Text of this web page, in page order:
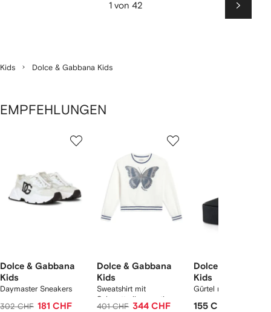
1 von 42
Weiter
Kids Dolce & Gabbana Kids
EMPFEHLUNGEN
Dolce & Gabbana
Kids
Daymaster Sneakers
302 CHF 181 CHF
Dolce & Gabbana
Kids
Sweatshirt mit
Schmetterlingsmotiv
401 CHF 344 CHF
Dolce & Gabbana
Kids
Gürtel mit DG-
155 CHF